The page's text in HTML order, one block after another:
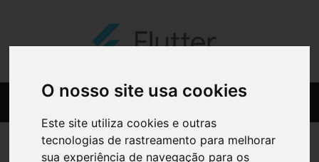
O nosso site usa cookies
Este site utiliza cookies e outras
tecnologias de rastreamento para melhorar
sua experiência de navegação para os